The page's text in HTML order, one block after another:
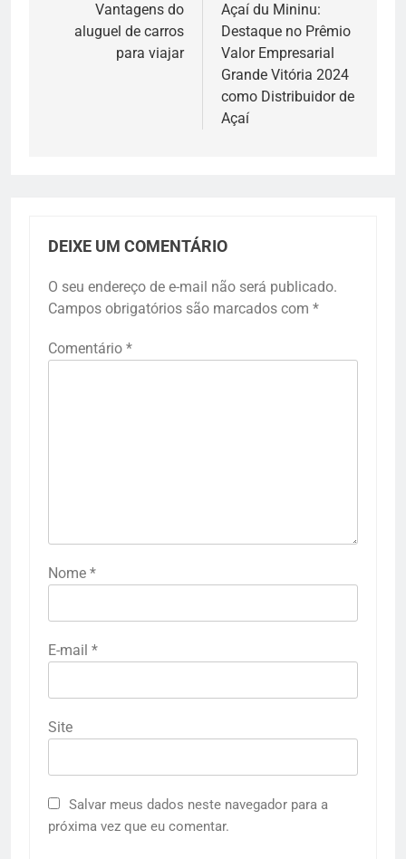
Vantagens do
aluguel de carros
para viajar
Açaí du Mininu:
Destaque no Prêmio
Valor Empresarial
Grande Vitória 2024
como Distribuidor de
Açaí
DEIXE UM COMENTÁRIO
O seu endereço de e-mail não será publicado.
Campos obrigatórios são marcados com *
Comentário *
Nome *
E-mail *
Site
Salvar meus dados neste navegador para a
próxima vez que eu comentar.